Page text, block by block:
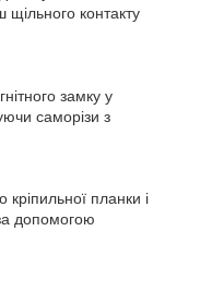
щільного контакту
замку у
саморізи з
кріпильної планки і
допомогою